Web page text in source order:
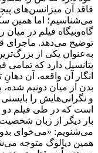
فاقد آن میزانسن‌های
می‌شناسیم؛ اما همین
گاه‌وبیگاه فیلم در
به‌عنوان یکی از
پتانسیل دارد که تمامی
انگار آن واقعه، آن
بدن از میان دونیم
و نگرانی‌هایش را
است که در طی فیلم دو
بار دیگر از زبان
می‌شنویم: «می‌خوای
همین دیالوگ متوجه